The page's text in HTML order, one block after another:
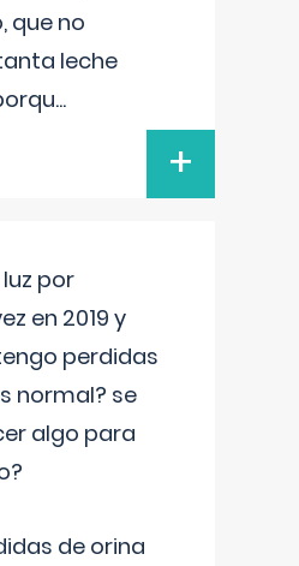
que no
leche
...
+
por
en 2019 y
perdidas
normal? se
algo para
de orina